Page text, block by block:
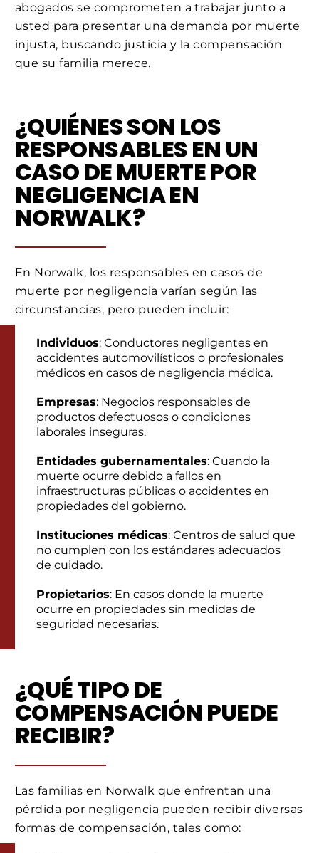
abogados se comprometen a trabajar junto a
usted para presentar una demanda por muerte
injusta, buscando justicia y la compensación
que su familia merece.
¿QUIÉNES SON LOS
RESPONSABLES EN UN
CASO DE MUERTE POR
NEGLIGENCIA EN
NORWALK?
En Norwalk, los responsables en casos de
muerte por negligencia varían según las
circunstancias, pero pueden incluir:
Individuos: Conductores negligentes en
accidentes automovilísticos o profesionales
médicos en casos de negligencia médica.
Empresas: Negocios responsables de
productos defectuosos o condiciones
laborales inseguras.
Entidades gubernamentales: Cuando la
muerte ocurre debido a fallos en
infraestructuras públicas o accidentes en
propiedades del gobierno.
Instituciones médicas: Centros de salud que
no cumplen con los estándares adecuados
de cuidado.
Propietarios: En casos donde la muerte
ocurre en propiedades sin medidas de
seguridad necesarias.
¿QUÉ TIPO DE
COMPENSACIÓN PUEDE
RECIBIR?
Las familias en Norwalk que enfrentan una
pérdida por negligencia pueden recibir diversas
formas de compensación, tales como: